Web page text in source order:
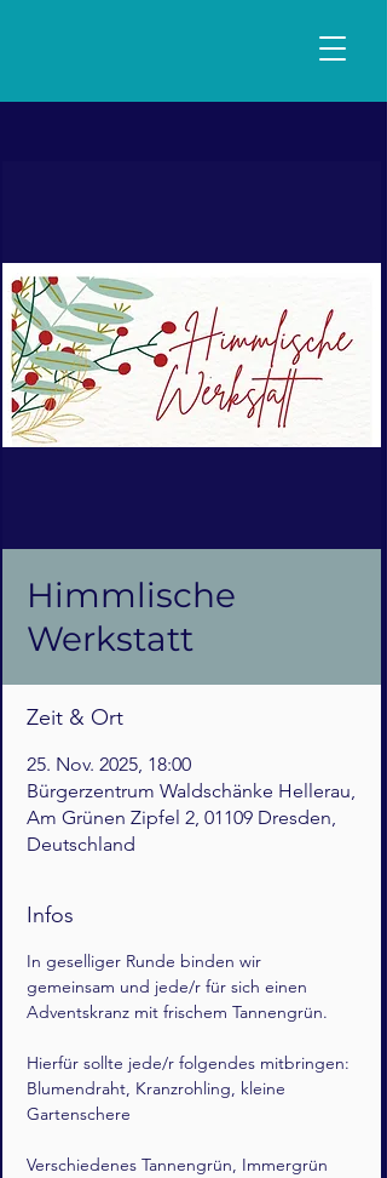
Himmlische
Werkstatt
Zeit & Ort
25. Nov. 2025, 18:00
Bürgerzentrum Waldschänke Hellerau,
Am Grünen Zipfel 2, 01109 Dresden,
Deutschland
Infos
In geselliger Runde binden wir
gemeinsam und jede/r für sich einen
Adventskranz mit frischem Tannengrün.
Hierfür sollte jede/r folgendes mitbringen:
Blumendraht, Kranzrohling, kleine
Gartenschere
Verschiedenes Tannengrün, Immergrün